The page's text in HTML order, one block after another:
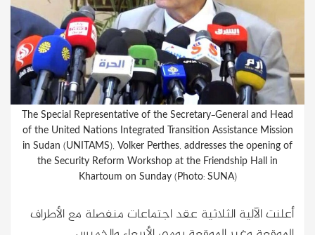
The Special Representative of the Secretary-General and Head
of the United Nations Integrated Transition Assistance Mission
in Sudan (UNITAMS), Volker Perthes, addresses the opening of
the Security Reform Workshop at the Friendship Hall in
Khartoum on Sunday (Photo: SUNA)
أعلنت الآلية الثلاثية عقد اجتماعات منفصلة مع الأطراف